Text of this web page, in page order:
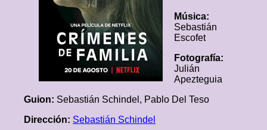
Música:
Sebastián
Escofet
Fotografía:
Julián
Apezteguia
Guion: Sebastián Schindel, Pablo Del Teso
Dirección: Sebastián Schindel